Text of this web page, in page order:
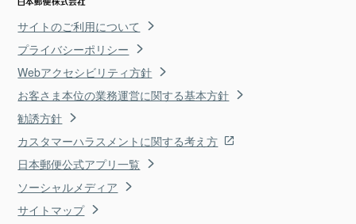
サイトのご利用について
プライバシーポリシー
Webアクセシビリティ方針
お客さま本位の業務運営に関する基本方針
勧誘方針
カスタマーハラスメントに関する考え方
日本郵便公式アプリ一覧
ソーシャルメディア
サイトマップ